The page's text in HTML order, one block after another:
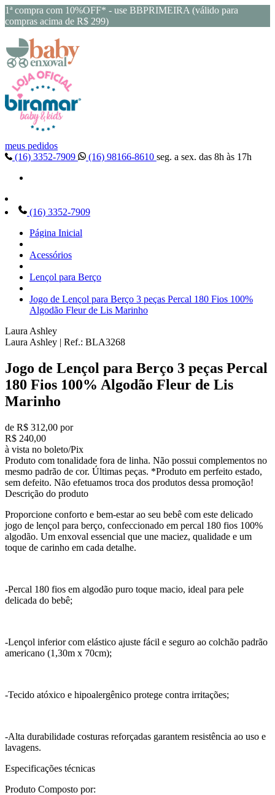
1ª compra com 10%OFF* - use BBPRIMEIRA (válido para
compras acima de R$ 299)
meus pedidos
(16) 3352-7909
(16) 98166-8610 seg. a sex. das 8h às 17h
(16) 3352-7909
Página Inicial
Acessórios
Lençol para Berço
Jogo de Lençol para Berço 3 peças Percal 180 Fios 100%
Algodão Fleur de Lis Marinho
Laura Ashley
Laura Ashley | Ref.: BLA3268
Jogo de Lençol para Berço 3 peças Percal
180 Fios 100% Algodão Fleur de Lis
Marinho
de R$ 312,00 por
R$ 240,00
à vista no boleto/Pix
Produto com tonalidade fora de linha. Não possui complementos no
mesmo padrão de cor. Últimas peças. *Produto em perfeito estado,
sem defeito. Não efetuamos troca dos produtos dessa promoção!
Descrição do produto
Proporcione conforto e bem-estar ao seu bebê com este delicado
jogo de lençol para berço, confeccionado em percal 180 fios 100%
algodão. Um enxoval essencial que une maciez, qualidade e um
toque de carinho em cada detalhe.
-Percal 180 fios em algodão puro toque macio, ideal para pele
delicada do bebê;
-Lençol inferior com elástico ajuste fácil e seguro ao colchão padrão
americano (1,30m x 70cm);
-Tecido atóxico e hipoalergênico protege contra irritações;
-Alta durabilidade costuras reforçadas garantem resistência ao uso e
lavagens.
Especificações técnicas
Produto Composto por: